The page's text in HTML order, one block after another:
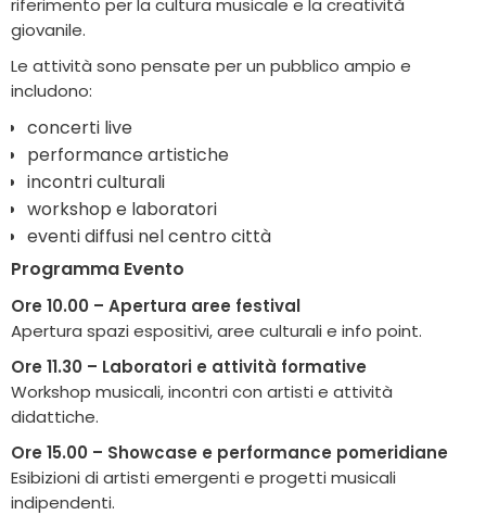
riferimento per la cultura musicale e la creatività
giovanile.
Le attività sono pensate per un pubblico ampio e
includono:
concerti live
performance artistiche
incontri culturali
workshop e laboratori
eventi diffusi nel centro città
Programma Evento
Ore 10.00 – Apertura aree festival
Apertura spazi espositivi, aree culturali e info point.
Ore 11.30 – Laboratori e attività formative
Workshop musicali, incontri con artisti e attività
didattiche.
Ore 15.00 – Showcase e performance pomeridiane
Esibizioni di artisti emergenti e progetti musicali
indipendenti.